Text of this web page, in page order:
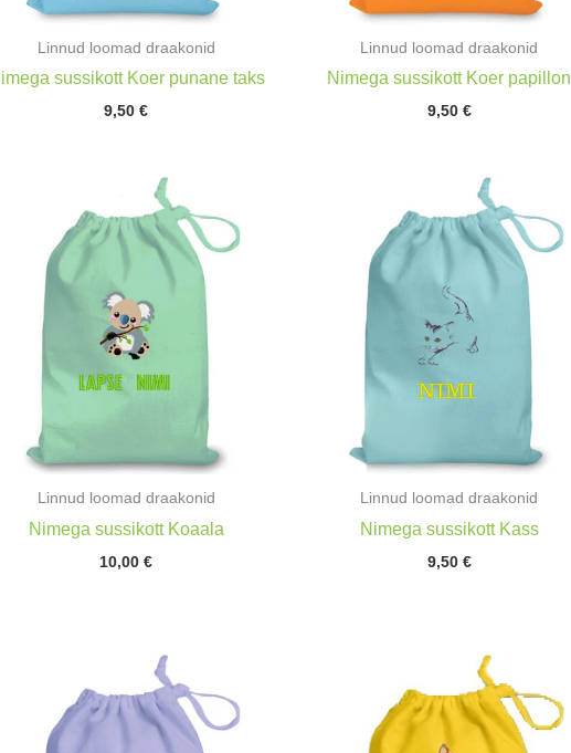
Linnud loomad draakonid
sussikott Koer punane taks
9,50€
Linnud loomad draakonid
Nimega sussikott Koer papillon
9,50 €
Linnud loomad draakonid
Nimega sussikott Koaala
10,00€
Linnud loomad draakonid
Nimega sussikott Kass
9,50 €